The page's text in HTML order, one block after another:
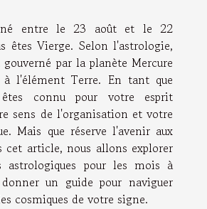
entre le 23 août et le 22
êtes Vierge. Selon l'astrologie,
par la planète Mercure
l'élément Terre. En tant que
connu pour votre esprit
sens de l'organisation et votre
Mais que réserve l'avenir aux
cet article, nous allons explorer
astrologiques pour les mois à
un guide pour naviguer
cosmiques de votre signe.